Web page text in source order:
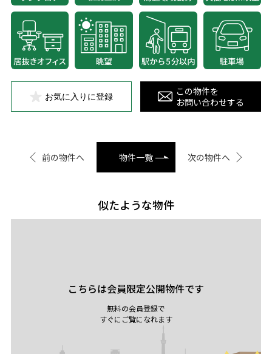
お気に入りに登録
この物件を
お問い合わせする
前の物件へ 物件一覧 次の物件へ
似たような物件
こちらは会員限定公開物件です
無料の会員登録で
すぐにご覧になれます